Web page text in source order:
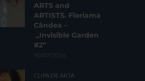
ARTS and
ARTISTS. Floriama
Cândea –
„Invisible Garden
#2”
30/07/2026
CLIPA DE ARTA